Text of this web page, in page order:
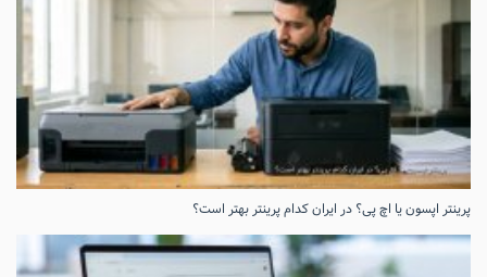
پرینتر اپسون یا اچ پی؟ در ایران کدام پرینتر بهتر است؟